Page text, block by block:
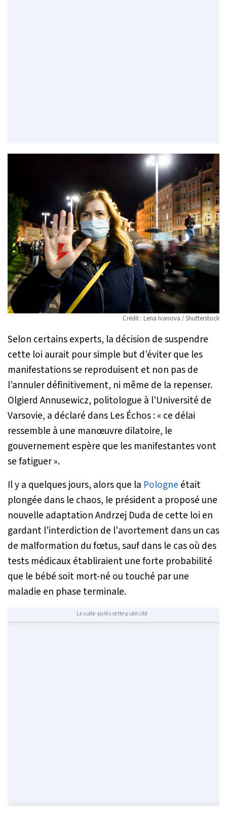
Crédit : Lena Ivanova / Shutterstock
Selon certains experts, la décision de suspendre
cette loi aurait pour simple but d’éviter que les
manifestations se reproduisent et non pas de
l’annuler définitivement, ni même de la repenser.
Olgierd Annusewicz, politologue à l'Université de
Varsovie, a déclaré dans Les Échos :« ce délai
ressemble à une manœuvre dilatoire, le
gouvernement espère que les manifestantes vont
se fatiguer ».
Il y a quelques jours, alors que la Pologne était
plongée dans le chaos, le président a proposé une
nouvelle adaptation Andrzej Duda de cette loi en
gardant l’interdiction de l'avortement dans un cas
de malformation du fœtus, sauf dans le cas où des
tests médicaux établiraient une forte probabilité
que le bébé soit mort-né ou touché par une
maladie en phase terminale.
La suite après cette publicité